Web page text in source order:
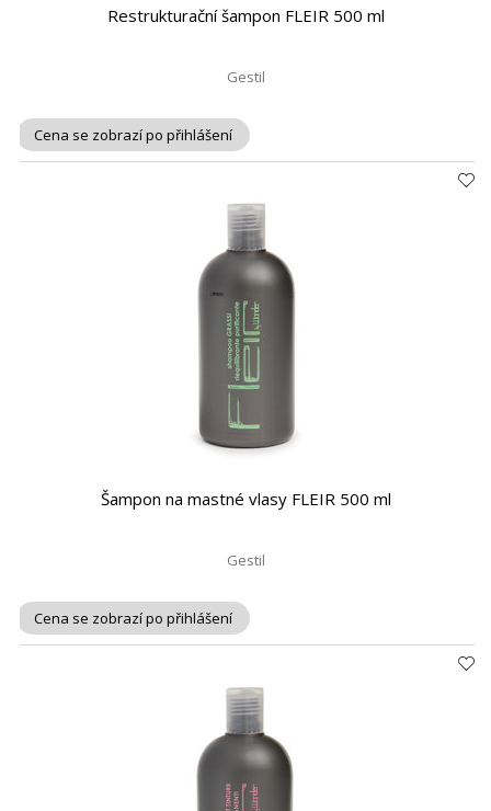
Restrukturační šampon FLEIR 500 ml
Gestil
Cena se zobrazí po přihlášení
Šampon na mastné vlasy FLEIR 500 ml
Gestil
Cena se zobrazí po přihlášení